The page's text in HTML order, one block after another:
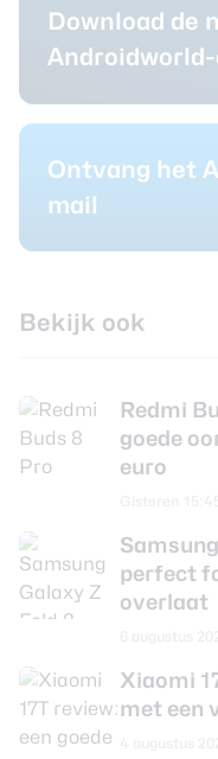
Download de
Androidworld-
Ontvang het
mail
Bekijk ook
Redmi
goede
euro
perfect
overlaat
Xiaomi
met een